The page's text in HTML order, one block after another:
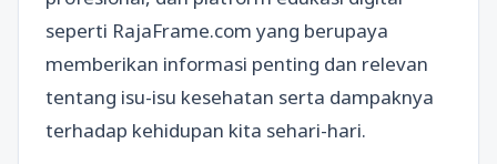
seperti RajaFrame.com yang berupaya
memberikan informasi penting dan relevan
tentang isu-isu kesehatan serta dampaknya
terhadap kehidupan kita sehari-hari.